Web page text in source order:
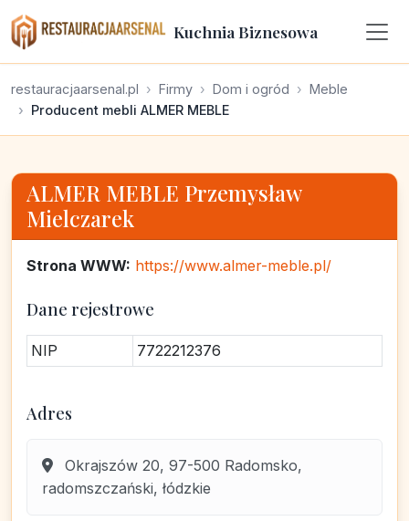
Kuchnia Biznesowa
restauracjaarsenal.pl Firmy Dom i ogród
Meble
Producent mebli ALMER MEBLE
ALMER MEBLE Przemysław
Mielczarek
Strona WWW: https://www.almer-meble.pl/
Dane rejestrowe
NIP 7722212376
Adres
Okrajszów 20, 97-500 Radomsko,
radomszczański, łódzkie